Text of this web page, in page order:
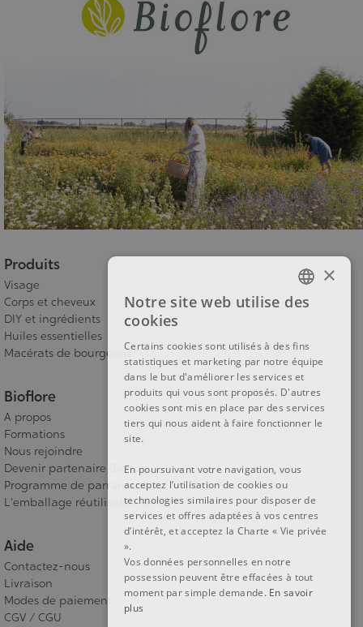
Produits
Visage
Corps et cheveux
DIY et ingrédients
Huiles essentielles
Macérats de bourgeons
Bioflore
A propos
Formations
Nous rejoindre
Devenir partenaire Bioflore
Programme de parrainage
L'emballage réutilisable RE-ZIP
Aide
Contactez-nous
Livraison
Modes de paiement
CGV / CGU
FRENCH
ENGLISH
×
Notre site web utilise des
cookies
Certains cookies sont utilisés à des fins
statistiques et marketing par notre équipe
dans le but d'améliorer les services et
produits qui vous sont proposés. D'autres
cookies sont mis en place par des services
tiers qui nous aident à faire fonctionner le
site.
En poursuivant votre navigation, vous
acceptez l’utilisation de cookies ou
technologies similaires pour disposer de
services et offres adaptées à vos centres
d’intérêt, et acceptez la Charte « Vie privée
».
Vos données personnelles en notre
possession peuvent être effacées à tout
moment par simple demande. En savoir
plus